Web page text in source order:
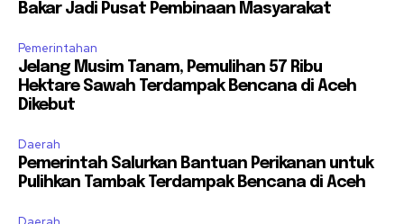
Bakar Jadi Pusat Pembinaan Masyarakat
Pemerintahan
Jelang Musim Tanam, Pemulihan 57 Ribu
Hektare Sawah Terdampak Bencana di Aceh
Dikebut
Daerah
Pemerintah Salurkan Bantuan Perikanan untuk
Pulihkan Tambak Terdampak Bencana di Aceh